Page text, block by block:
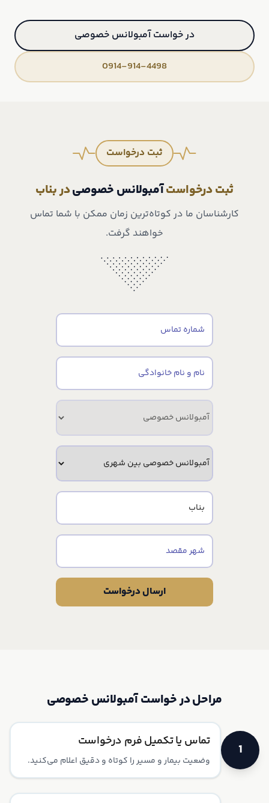
در خواست آمبولانس خصوصی
0914-914-4498
ثبت درخواست
ثبت درخواستآمبولانس خصوصیدر بناب
کارشناسان ما در کوتاه‌ترین زمان ممکن با شما تماس
خواهند گرفت.
ارسال درخواست
مراحل در خواست آمبولانس خصوصی
1 تماس یا تکمیل فرم درخواست
وضعیت بیمار و مسیر را کوتاه و دقیق اعلام می‌کنید.